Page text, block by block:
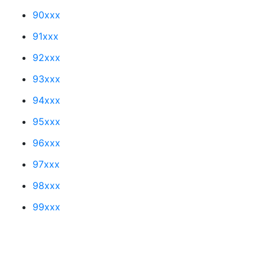
90xxx
91xxx
92xxx
93xxx
94xxx
95xxx
96xxx
97xxx
98xxx
99xxx